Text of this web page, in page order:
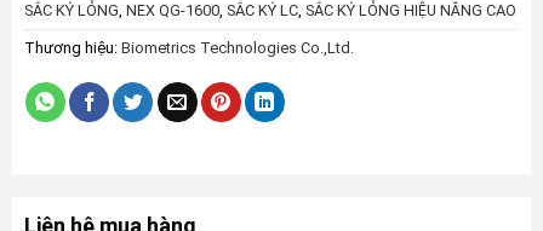
SẮC KÝ LỎNG, NEX QG-1600, SẮC KÝ LC, SẮC KÝ LỎNG HIỆU NĂNG CAO
Thương hiệu: Biometrics Technologies Co.,Ltd.